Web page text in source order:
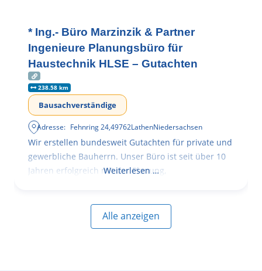
* Ing.- Büro Marzinzik & Partner
Ingenieure Planungsbüro für
Haustechnik HLSE – Gutachten
238.58 km
Bausachverständige
Adresse: Fehnring 24,49762LathenNiedersachsen
Wir erstellen bundesweit Gutachten für private und
gewerbliche Bauherrn. Unser Büro ist seit über 10
Jahren erfolgreich mit der Planung,
Weiterlesen …
Alle anzeigen